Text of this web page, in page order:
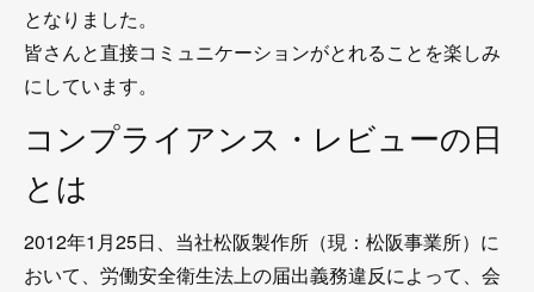
となりました。
皆さんと直接コミュニケーションがとれることを楽しみ
にしています。
コンプライアンス・レビューの日
とは
2012年1月25日、当社松阪製作所（現：松阪事業所）に
おいて、労働安全衛生法上の届出義務違反によって、会